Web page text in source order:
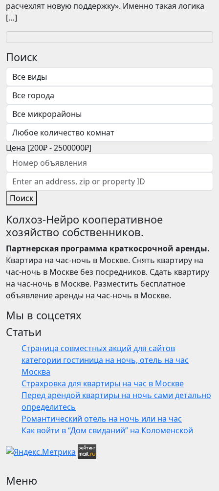
расчехлят новую поддержку». Именно такая логика
[…]
Поиск
Цена [200₽-2500000₽]
Поиск
Колхоз-Нейро кооперативное
хозяйство собственников.
Партнерская программа краткосрочной аренды.
Квартира на час-ночь в Москве. Снять квартиру на
час-ночь в Москве без посредников. Сдать квартиру
на час-ночь в Москве. Разместить бесплатное
объявление аренды на час-ночь в Москве.
Мы в соцсетях
Статьи
Страница совместных акций для сайтов
категории гостиница на ночь, отель на час
Москва
Страхровка для квартиры на час в Москве
Перед арендой квартиры на ночь сами детально
определитесь
Романтический отель на ночь или на час
Как войти в “Дом свиданий” на Коломенской
Меню